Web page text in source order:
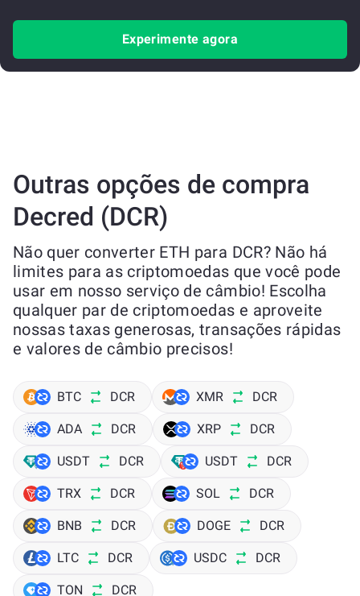
Experimente agora
Outras opções de compra
Decred (DCR)
Não quer converter ETH para DCR? Não há
limites para as criptomoedas que você pode
usar em nosso serviço de câmbio! Escolha
qualquer par de criptomoedas e aproveite
nossas taxas generosas, transações rápidas
e valores de câmbio precisos!
BTC DCR XMR DCR
ADA DCR XRP DCR
USDT DCR USDT DCR
TRX DCR SOL DCR
BNB DCR DOGE DCR
LTC DCR USDC DCR
TON DCR